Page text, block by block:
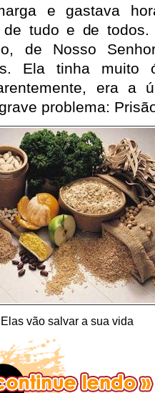
e gastava
de tudo e de
de Nosso
Ela tinha muito
era a
problema:
Elas vão salvar a sua vida